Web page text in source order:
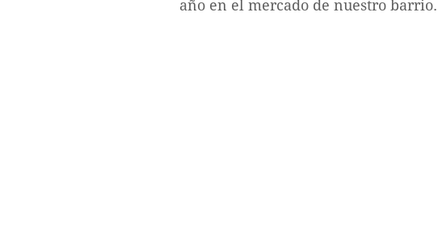
año en el mercado de nuestro